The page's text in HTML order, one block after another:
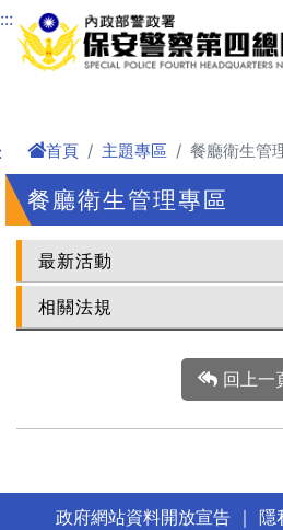
進入內容區塊
:::
首頁 主題專區 餐廳衛生管
餐廳衛生管理專區
最新活動
相關法規
回上一
政府網站資料開放宣告 ｜ 隱